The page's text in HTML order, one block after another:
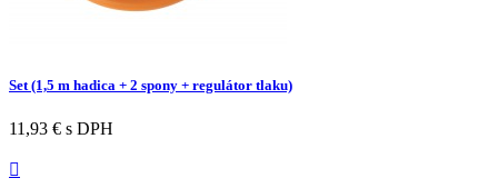
Set (1,5 m hadica + 2 spony + regulátor tlaku)
11,93 € s DPH
